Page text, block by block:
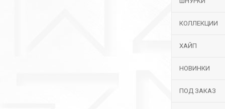
КОЛЛЕКЦИИ
ХАЙП
НОВИНКИ
ПОД ЗАКАЗ